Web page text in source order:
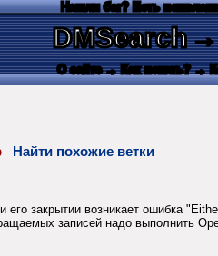
Нашли баг? Есть
DMSearch→
О сайте → Как искать? →
Найти похожие ветки
его закрытии возникает ошибка
записей надо выполнить